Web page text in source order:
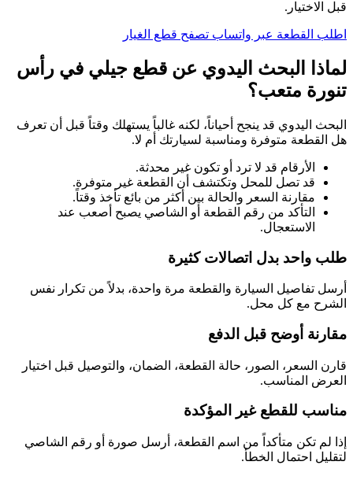
قبل الاختيار.
اطلب القطعة عبر واتساب تصفح قطع الغيار
لماذا البحث اليدوي عن قطع جيلي في رأس
تنورة متعب؟
البحث اليدوي قد ينجح أحياناً، لكنه غالباً يستهلك وقتاً قبل أن تعرف
هل القطعة متوفرة ومناسبة لسيارتك أم لا.
الأرقام قد لا ترد أو تكون غير محدثة.
قد تصل للمحل وتكتشف أن القطعة غير متوفرة.
مقارنة السعر والحالة بين أكثر من بائع تأخذ وقتاً.
التأكد من رقم القطعة أو الشاصي يصبح أصعب عند
الاستعجال.
طلب واحد بدل اتصالات كثيرة
أرسل تفاصيل السيارة والقطعة مرة واحدة، بدلاً من تكرار نفس
الشرح مع كل محل.
مقارنة أوضح قبل الدفع
قارن السعر، الصور، حالة القطعة، الضمان، والتوصيل قبل اختيار
العرض المناسب.
مناسب للقطع غير المؤكدة
إذا لم تكن متأكداً من اسم القطعة، أرسل صورة أو رقم الشاصي
لتقليل احتمال الخطأ.